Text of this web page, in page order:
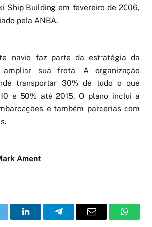
Ship Building em fevereiro de 2006,
pela ANBA.
navio faz parte da estratégia da
ampliar sua frota. A organização
transportar 30% de tudo o que
e 50% até 2015. O plano inclui a
e também parcerias com
Ament
LinkedInTelegramEmail